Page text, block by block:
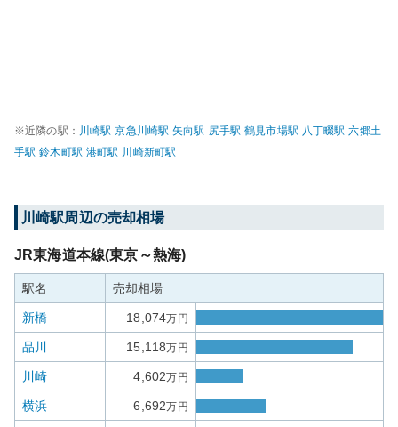
※近隣の駅： 川崎駅 京急川崎駅 矢向駅 尻手駅 鶴見市場駅 八丁畷駅 六郷土
手駅 鈴木町駅 港町駅 川崎新町駅
川崎駅周辺の売却相場
JR東海道本線(東京～熱海)
駅名 売却相場
新橋 18,074万円
品川 15,118万円
川崎 4,602万円
横浜 6,692万円